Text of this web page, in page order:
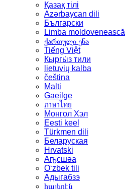
Қазақ тілі
Azərbaycan dili
Български
Limba moldovenească
ქართული ენა
Tiếng Việt
Кыргы́з тили
lietuvių kalba
čeština
Malti
Gaeilge
ภาษาไทย
Монгол Хэл
Eesti keel
Türkmen dili
Беларуская
Hrvatski
Аҧсшәа
Oʻzbek tili
Адыгабзэ
հայերէն